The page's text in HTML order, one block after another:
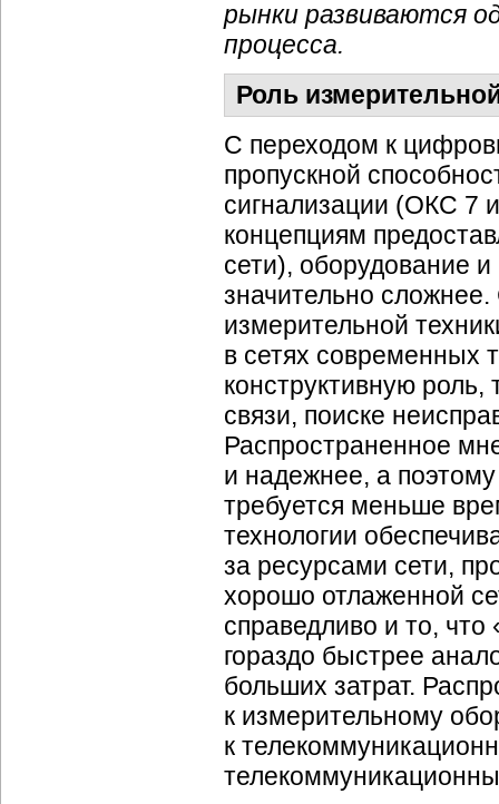
рынки развиваются
процесса.
Роль
С переходом к
пропускной
сигнализации (ОКС 7
концепциям
сети), оборудование
значительно
измерительной
в сетях современных
конструктивную роль,
связи, поиске
Распространенное
и надежнее, а
требуется меньше
технологии
за ресурсами сети,
хорошо отлаженной
справедливо и то,
гораздо быстрее
больших затрат.
к измерительному
к